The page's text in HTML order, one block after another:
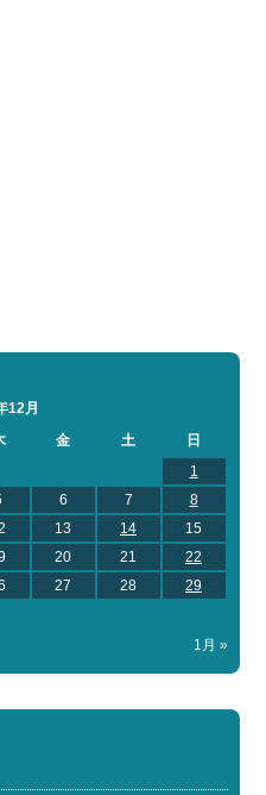
12月
金 土
日
1
6 7
8
13 14
15
20 21
22
27 28
29
1月 »